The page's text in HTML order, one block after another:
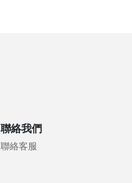
聯絡我們
聯絡客服